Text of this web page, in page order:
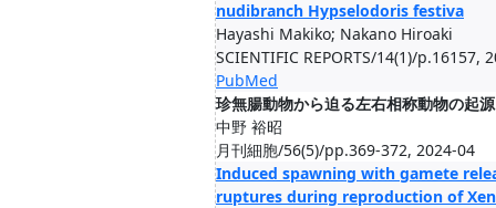
nudibranch Hypselodoris festiva
Hayashi Makiko; Nakano Hiroaki
SCIENTIFIC REPORTS/14(1)/p.16157,
PubMed
珍無腸動物から迫る左右相称動物の起
中野 裕昭
月刊細胞/56(5)/pp.369-372, 2024-04
Induced spawning with gamete
ruptures during reproduction of